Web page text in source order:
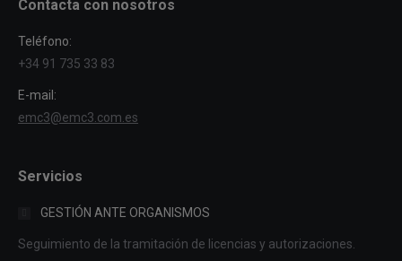
Contacta con nosotros
Teléfono:
+34 91 735 33 83
E-mail:
emc3@emc3.com.es
Servicios
GESTIÓN ANTE ORGANISMOS
Seguimiento de la tramitación de licencias y autorizaciones.